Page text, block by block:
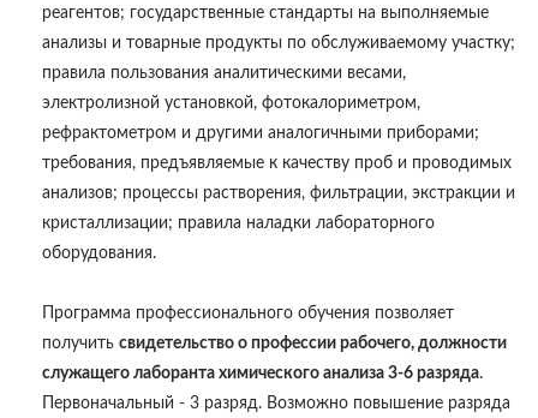
реагентов; государственные стандарты на выполняемые
анализы и товарные продукты по обслуживаемому участку;
правила пользования аналитическими весами,
электролизной установкой, фотокалориметром,
рефрактометром и другими аналогичными приборами;
требования, предъявляемые к качеству проб и проводимых
анализов; процессы растворения, фильтрации, экстракции и
кристаллизации; правила наладки лабораторного
оборудования.
Программа профессионального обучения позволяет
получить свидетельство о профессии рабочего, должности
служащего лаборанта химического анализа 3-6 разряда.
Первоначальный - 3 разряд. Возможно повышение разряда